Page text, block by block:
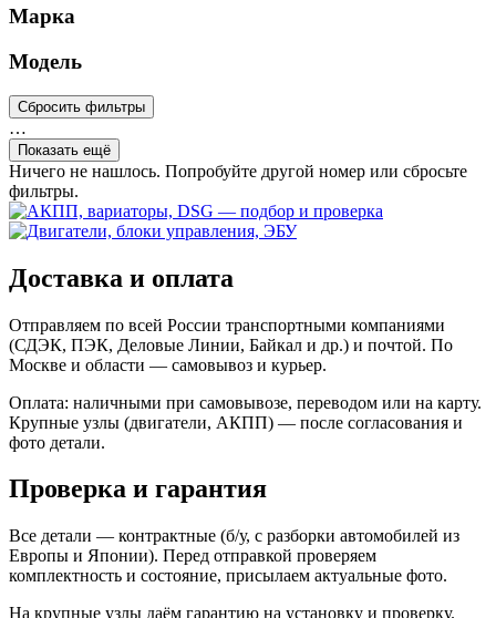
Марка
Модель
Сбросить фильтры
…
Показать ещё
Ничего не нашлось. Попробуйте другой номер или сбросьте
фильтры.
Доставка и оплата
Отправляем по всей России транспортными компаниями
(СДЭК, ПЭК, Деловые Линии, Байкал и др.) и почтой. По
Москве и области — самовывоз и курьер.
Оплата: наличными при самовывозе, переводом или на карту.
Крупные узлы (двигатели, АКПП) — после согласования и
фото детали.
Проверка и гарантия
Все детали — контрактные (б/у, с разборки автомобилей из
Европы и Японии). Перед отправкой проверяем
комплектность и состояние, присылаем актуальные фото.
На крупные узлы даём гарантию на установку и проверку.